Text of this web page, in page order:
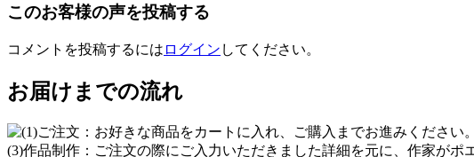
このお客様の声を投稿する
コメントを投稿するには ログイン してください。
お届けまでの流れ